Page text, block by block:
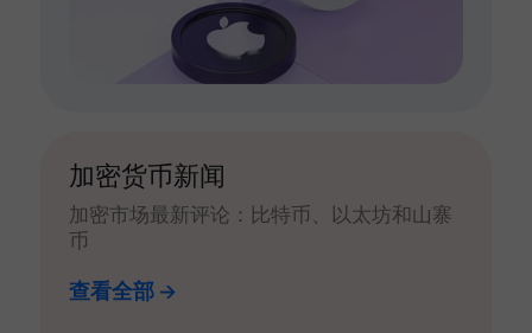
加密货币新闻
加密市场最新评论：比特币、以太坊和山寨
币
查看全部